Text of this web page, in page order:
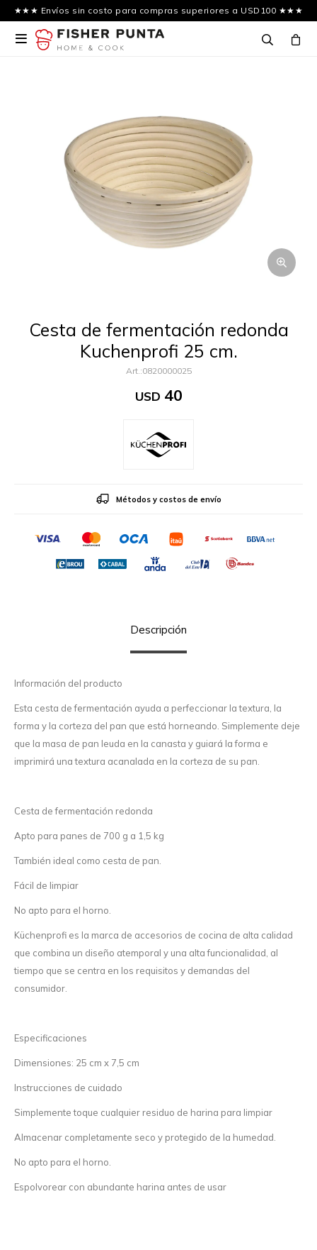
★★★ Envíos sin costo para compras superiores a USD100 ★★★

Cesta de fermentación redonda
Kuchenprofi 25 cm.
0820000025
USD 40
Métodos y costos de envío
Descripción
Información del producto
Esta cesta de fermentación ayuda a perfeccionar la textura, la
forma y la corteza del pan que está horneando. Simplemente deje
que la masa de pan leuda en la canasta y guiará la forma e
imprimirá una textura acanalada en la corteza de su pan.
Cesta de fermentación redonda
Apto para panes de 700 g a 1,5 kg
También ideal como cesta de pan.
Fácil de limpiar
No apto para el horno.
Küchenprofi es la marca de accesorios de cocina de alta calidad
que combina un diseño atemporal y una alta funcionalidad, al
tiempo que se centra en los requisitos y demandas del
consumidor.
Especificaciones
Dimensiones: 25 cm x 7,5 cm
Instrucciones de cuidado
Simplemente toque cualquier residuo de harina para limpiar
Almacenar completamente seco y protegido de la humedad.
No apto para el horno.
Espolvorear con abundante harina antes de usar